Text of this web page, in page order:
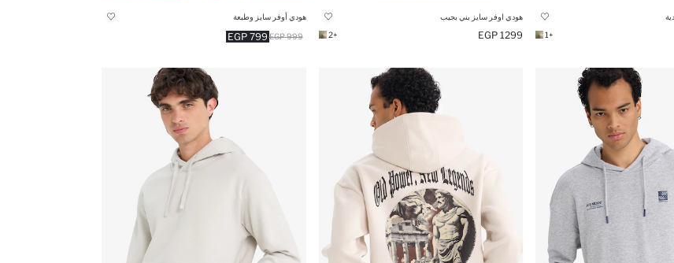
+1
هودي اوفر سايز بني بجيب
1299 EGP
+2
هودي أوفر سايز وطبعة
799 EGP 999 EGP